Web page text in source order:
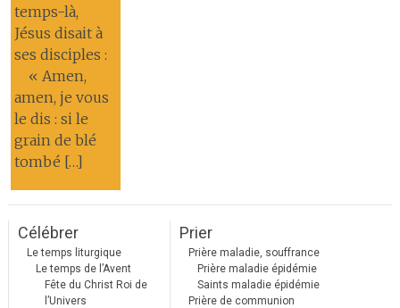
temps-là,
Jésus disait à
ses disciples :
« Amen,
amen, je vous
le dis : si le
grain de blé
tombé […]
Célébrer
Le temps liturgique
Le temps de l’Avent
Fête du Christ Roi de
l’Univers
Prier
Prière maladie, souffrance
Prière maladie épidémie
Saints maladie épidémie
Prière de communion